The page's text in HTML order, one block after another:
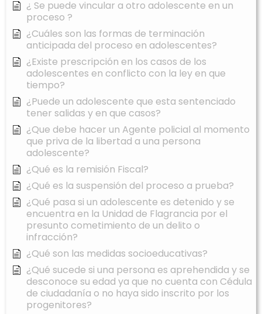
¿ Se puede vincular a otro adolescente en un
proceso ?
¿Cuáles son las formas de terminación
anticipada del proceso en adolescentes?
¿Existe prescripción en los casos de los
adolescentes en conflicto con la ley en que
tiempo?
¿Puede un adolescente que esta sentenciado
tener salidas y en que casos?
¿Que debe hacer un Agente policial al momento
que priva de la libertad a una persona
adolescente?
¿Qué es la remisión Fiscal?
¿Qué es la suspensión del proceso a prueba?
¿Qué pasa si un adolescente es detenido y se
encuentra en la Unidad de Flagrancia por el
presunto cometimiento de un delito o
infracción?
¿Qué son las medidas socioeducativas?
¿Qué sucede si una persona es aprehendida y se
desconoce su edad ya que no cuenta con Cédula
de ciudadanía o no haya sido inscrito por los
progenitores?